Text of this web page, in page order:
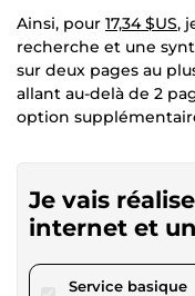
Ainsi, pour 17,34 $US,
recherche et une
sur deux pages au
allant au-delà de 2
option
Je vais
internet et
Service basique